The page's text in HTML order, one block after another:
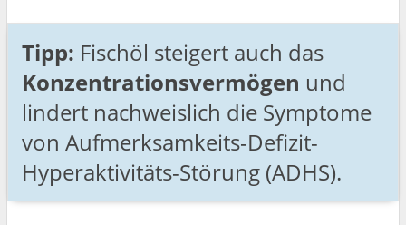
Tipp: Fischöl steigert auch das
Konzentrationsvermögen und
lindert nachweislich die Symptome
von Aufmerksamkeits-Defizit-
Hyperaktivitäts-Störung (ADHS).